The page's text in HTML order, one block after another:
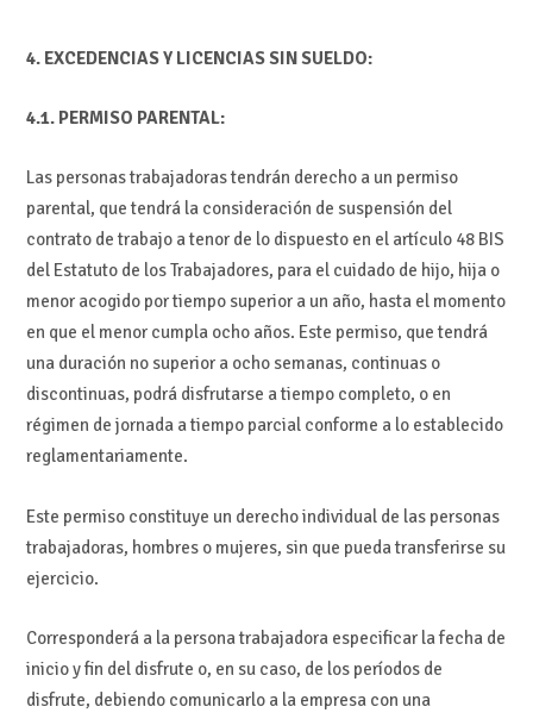
4. EXCEDENCIAS Y LICENCIAS SIN SUELDO:
4.1. PERMISO PARENTAL:
Las personas trabajadoras tendrán derecho a un permiso
parental, que tendrá la consideración de suspensión del
contrato de trabajo a tenor de lo dispuesto en el artículo 48 BIS
del Estatuto de los Trabajadores, para el cuidado de hijo, hija o
menor acogido por tiempo superior a un año, hasta el momento
en que el menor cumpla ocho años. Este permiso, que tendrá
una duración no superior a ocho semanas, continuas o
discontinuas, podrá disfrutarse a tiempo completo, o en
régimen de jornada a tiempo parcial conforme a lo establecido
reglamentariamente.
Este permiso constituye un derecho individual de las personas
trabajadoras, hombres o mujeres, sin que pueda transferirse su
ejercicio.
Corresponderá a la persona trabajadora especificar la fecha de
inicio y fin del disfrute o, en su caso, de los períodos de
disfrute, debiendo comunicarlo a la empresa con una